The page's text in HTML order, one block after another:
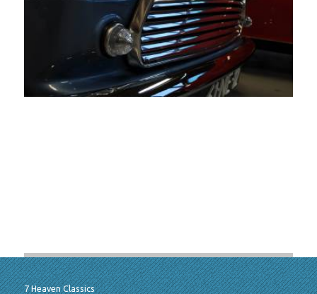
7 Heaven Classics